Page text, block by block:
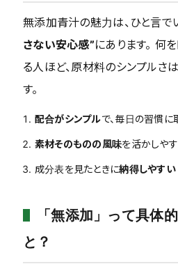
close
無添加青汁の魅力は、ひと言で
さない安心感”にあります。 何
る人ほど、原材料のシンプルさ
す。
配合がシンプルで、毎日の習慣
素材そのものの風味を活かしやす
成分表を見たときに納得しやすい
「無添加」って具体
と？